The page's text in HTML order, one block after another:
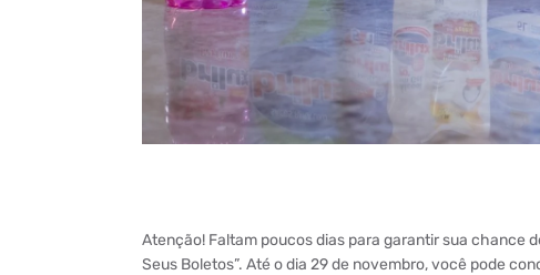
Atenção! Faltam poucos dias para garantir sua chance
Seus Boletos”. Até o dia 29 de novembro, você pode